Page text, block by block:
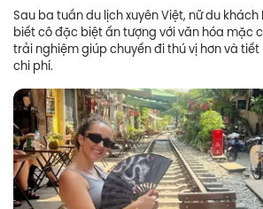
Sau ba tuần du lịch xuyên Việt, nữ du khách
biết cô đặc biệt ấn tượng với văn hóa mặc
trải nghiệm giúp chuyến đi thú vị hơn và
chi phí.